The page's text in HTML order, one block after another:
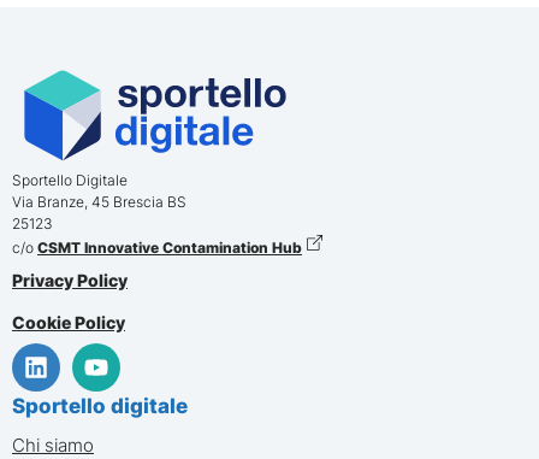
Sportello Digitale
Via Branze, 45 Brescia BS
25123
c/o CSMT Innovative Contamination Hub
Privacy Policy
Cookie Policy
Sportello digitale
Chi siamo